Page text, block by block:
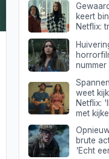
keert
Netflix:
weet
Netflix:
met
brute
'Echt